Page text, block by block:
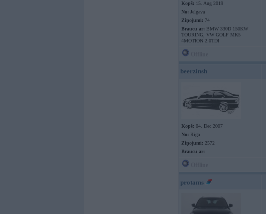
Kopš: 15. Aug 2019
No: Jelgava
Ziņojumi: 74
Braucu ar: BMW 330D 150KW
TOURING, VW GOLF MK5
4MOTION 2.0TDI
beerzinsh
Kopš: 04. Dec 2007
No: Rīga
Ziņojumi: 2572
Braucu ar:
protams